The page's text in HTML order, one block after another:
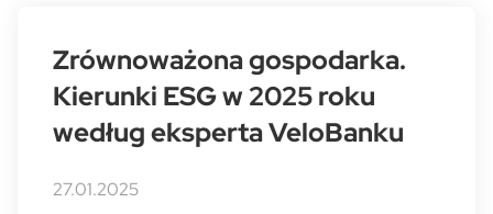
Zrównoważona gospodarka.
Kierunki ESG w 2025 roku
według eksperta VeloBanku
27.01.2025